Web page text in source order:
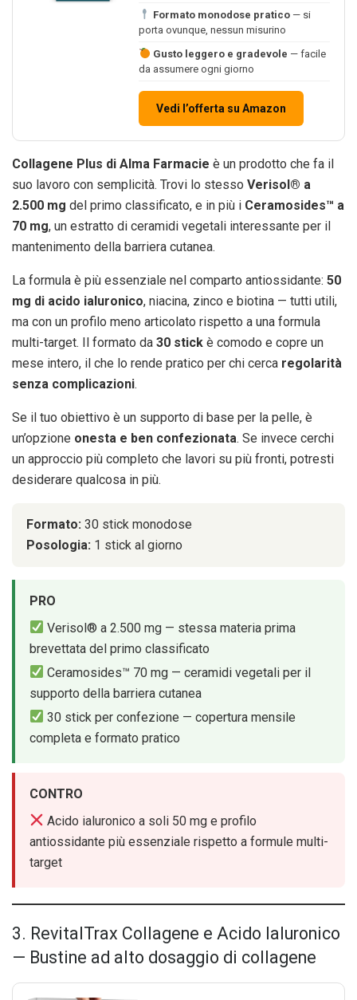
Formato monodose pratico— si
porta ovunque, nessun misurino
Gusto leggero e gradevole — facile
da assumere ogni giorno
Vedi l’offerta su Amazon
Collagene Plus di Alma Farmacie è un prodotto che fa il
suo lavoro con semplicità. Trovi lo stesso Verisol® a
2.500 mg del primo classificato, e in più i Ceramosides™ a
70 mg, un estratto di ceramidi vegetali interessante per il
mantenimento della barriera cutanea.
La formula è più essenziale nel comparto antiossidante: 50
mg di acido ialuronico, niacina, zinco e biotina — tutti utili,
ma con un profilo meno articolato rispetto a una formula
multi-target. Il formato da 30 stick è comodo e copre un
mese intero, il che lo rende pratico per chi cerca regolarità
senza complicazioni.
Se il tuo obiettivo è un supporto di base per la pelle, è
un’opzione onesta e ben confezionata. Se invece cerchi
un approccio più completo che lavori su più fronti, potresti
desiderare qualcosa in più.
Formato: 30 stick monodose
Posologia: 1 stick al giorno
PRO
Verisol® a 2.500 mg — stessa materia prima
brevettata del primo classificato
Ceramosides™ 70 mg — ceramidi vegetali per il
supporto della barriera cutanea
30 stick per confezione — copertura mensile
completa e formato pratico
CONTRO
Acido ialuronico a soli 50 mg e profilo
antiossidante più essenziale rispetto a formule multi-
target
3. RevitalTrax Collagene e Acido Ialuronico
— Bustine ad alto dosaggio di collagene